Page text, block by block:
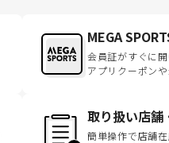
MEGA
会員証がすぐに開
アプリクーポン
取り扱い店舗
簡単操作で店舗